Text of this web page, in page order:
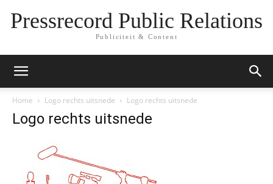
Pressrecord Public Relations
Publiciteit & Content
Home Logo rechts uitsnede Logo rechts uitsnede
Logo rechts uitsnede